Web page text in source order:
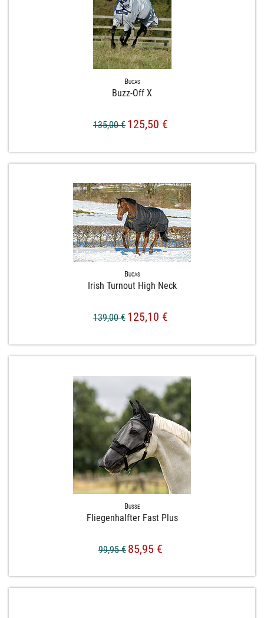
Bucas
Buzz-​Off X
135,00 € 125,50 €
Bucas
Irish Turnout High Neck
139,00 € 125,10 €
Busse
Fliegenhalfter Fast Plus
99,95 € 85,95 €